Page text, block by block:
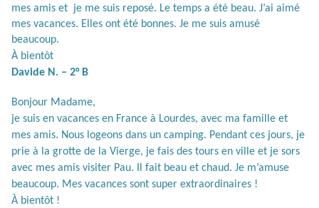
mes amis et je me suis reposé. Le temps a été beau. J’ai aimé
mes vacances. Elles ont été bonnes. Je me suis amusé
beaucoup.
À bientôt
Davide N. – 2° B
Bonjour Madame,
je suis en vacances en France à Lourdes, avec ma famille et
mes amis. Nous logeons dans un camping. Pendant ces jours, je
prie à la grotte de la Vierge, je fais des tours en ville et je sors
avec mes amis visiter Pau. Il fait beau et chaud. Je m’amuse
beaucoup. Mes vacances sont super extraordinaires !
À bientôt !